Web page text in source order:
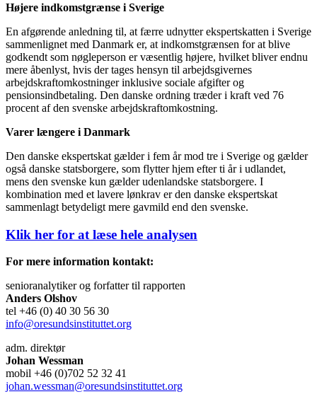
Højere indkomstgrænse i Sverige
En afgørende anledning til, at færre udnytter ekspertskatten i Sverige
sammenlignet med Danmark er, at indkomstgrænsen for at blive
godkendt som nøgleperson er væsentlig højere, hvilket bliver endnu
mere åbenlyst, hvis der tages hensyn til arbejdsgivernes
arbejdskraftomkostninger inklusive sociale afgifter og
pensionsindbetaling. Den danske ordning træder i kraft ved 76
procent af den svenske arbejdskraftomkostning.
Varer længere i Danmark
Den danske ekspertskat gælder i fem år mod tre i Sverige og gælder
også danske statsborgere, som flytter hjem efter ti år i udlandet,
mens den svenske kun gælder udenlandske statsborgere. I
kombination med et lavere lønkrav er den danske ekspertskat
sammenlagt betydeligt mere gavmild end den svenske.
Klik her for at læse hele analysen
For mere information kontakt:
senioranalytiker og forfatter til rapporten
Anders Olshov
tel +46 (0) 40 30 56 30
info@oresundsinstituttet.org
adm. direktør
Johan Wessman
mobil +46 (0)702 52 32 41
johan.wessman@oresundsinstituttet.org